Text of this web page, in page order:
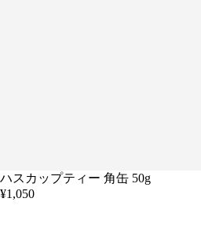
ハスカップティー 角缶 50g
¥1,050